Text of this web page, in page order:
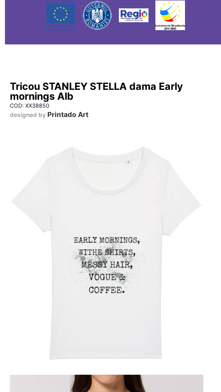
Tricou STANLEY STELLA dama Early
mornings Alb
COD: XX38850
designed by Printado Art